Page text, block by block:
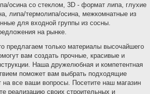
осина со стеклом, 3D - формат липа, глухие
липа/термолипа/осина, межкомнатные из
для входной группы из сосны.
на рынке.
предлагаем только материалы высочайшего
вам создать прочные, красивые и
Наша дружелюбная и компетентная
поможет вам выбрать подходящие
на все ваши вопросы. Посетите наш магазин
реализацию своих строительных и